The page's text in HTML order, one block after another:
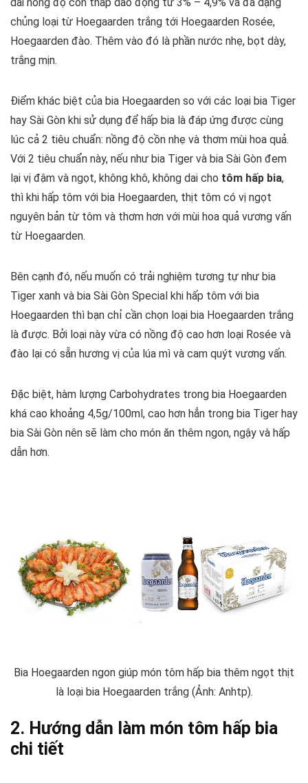
chủng loại từ Hoegaarden trắng tới Hoegaarden Rosée,
Hoegaarden đào. Thêm vào đó là phần nước nhẹ, bọt dày,
trắng mịn.
Điểm khác biệt của bia Hoegaarden so với các loại bia Tiger
hay Sài Gòn khi sử dụng để hấp bia là đáp ứng được cùng
lúc cả 2 tiêu chuẩn: nồng độ cồn nhẹ và thơm mùi hoa quả.
Với 2 tiêu chuẩn này, nếu như bia Tiger và bia Sài Gòn đem
lại vị đậm và ngọt, không khô, không dai cho tôm hấp bia,
thì khi hấp tôm với bia Hoegaarden, thịt tôm có vị ngọt
nguyên bản từ tôm và thơm hơn với mùi hoa quả vương vấn
từ Hoegaarden.
Bên cạnh đó, nếu muốn có trải nghiệm tương tự như bia
Tiger xanh và bia Sài Gòn Special khi hấp tôm với bia
Hoegaarden thì bạn chỉ cần chọn loại bia Hoegaarden trắng
là được. Bởi loại này vừa có nồng độ cao hơn loại Rosée và
đào lại có sẵn hương vị của lúa mì và cam quýt vương vấn.
Đặc biệt, hàm lượng Carbohydrates trong bia Hoegaarden
khá cao khoảng 4,5g/100ml, cao hơn hẳn trong bia Tiger hay
bia Sài Gòn nên sẽ làm cho món ăn thêm ngon, ngậy và hấp
dẫn hơn.
Bia Hoegaarden ngon giúp món tôm hấp bia thêm ngọt thịt
là loại bia Hoegaarden trắng (Ảnh: Anhtp).
2. Hướng dẫn làm món tôm hấp bia
chi tiết